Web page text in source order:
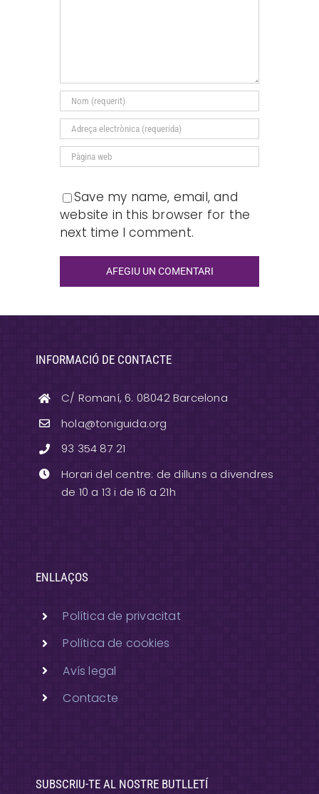
Save my name, email, and
website in this browser for the
next time I comment.
INFORMACIÓ DE CONTACTE
C/ Romaní, 6. 08042 Barcelona
hola@toniguida.org
93 354 87 21
Horari del centre: de dilluns a divendres
de 10 a 13 i de 16 a 21h
ENLLAÇOS
Política de privacitat
Política de cookies
Avís legal
Contacte
SUBSCRIU-TE AL NOSTRE BUTLLETÍ